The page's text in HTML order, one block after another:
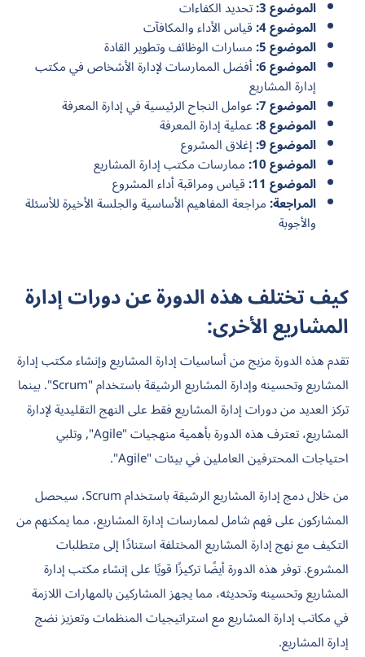
الموضوع 3: تحديد الكفاءات
الموضوع 4: قياس الأداء والمكافآت
الموضوع 5: مسارات الوظائف وتطوير القادة
الموضوع 6: أفضل الممارسات لإدارة الأشخاص في مكتب
إدارة المشاريع
الموضوع 7: عوامل النجاح الرئيسية في إدارة المعرفة
الموضوع 8: عملية إدارة المعرفة
الموضوع 9: إغلاق المشروع
الموضوع 10: ممارساتمكتب إدارة المشاريع
الموضوع 11: قياس ومراقبة أداء المشروع
المراجعة:مراجعة المفاهيم الأساسية والجلسة الأخيرة للأسئلة
والأجوبة
كيف تختلف هذه الدورة عن دورات إدارة
المشاريع الأخرى:
تقدم هذه الدورة مزيج من أساسيات إدارة المشاريع وإنشاء مكتب إدارة
المشاريع وتحسينه وإدارة المشاريع الرشيقة باستخدام "Scrum". بينما
تركز العديد من دورات إدارة المشاريع فقط على النهج التقليدية لإدارة
المشاريع، تعترف هذه الدورة بأهمية منهجيات "Agile", وتلبي
احتياجات المحترفين العاملين في بيئات "Agile".
من خلال دمج إدارة المشاريع الرشيقة باستخدام Scrum، سيحصل
المشاركون على فهم شامل لممارسات إدارة المشاريع، مما يمكنهم من
التكيف مع نهج إدارة المشاريع المختلفة استنادًا إلى متطلبات
المشروع. توفر هذه الدورة أيضًا تركيزًا قويًا على إنشاء مكتب إدارة
المشاريع وتحسينه وتحديثه، مما يجهز المشاركين بالمهارات اللازمة
في مكاتب إدارة المشاريع مع استراتيجيات المنظمات وتعزيز نضج
إدارة المشاريع.